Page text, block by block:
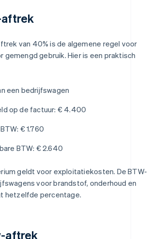
van 40% is de algemene regel voor
gemengd gebruik. Hier is een praktisch
een bedrijfswagen
op de factuur: € 4.400
€ 1.760
BTW: € 2.640
geldt voor exploitatiekosten. De BTW-
voor brandstof, onderhoud en
hetzelfde percentage.
aftrek